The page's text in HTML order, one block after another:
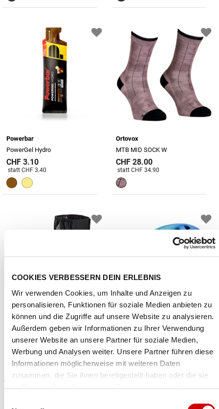
COOKIES VERBESSERN DEIN ERLEBNIS
Wir verwenden Cookies, um Inhalte und Anzeigen zu
personalisieren, Funktionen für soziale Medien anbieten zu
können und die Zugriffe auf unsere Website zu analysieren.
Außerdem geben wir Informationen zu Ihrer Verwendung
unserer Website an unsere Partner für soziale Medien,
Werbung und Analysen weiter. Unsere Partner führen diese
Informationen möglicherweise mit weiteren Daten
zusammen, die Sie ihnen bereitgestellt haben oder die sie
im Rahmen Ihrer Nutzung der Dienste gesammelt haben.
Powerbar
PowerGel Hydro
CHF 3.10
Preis reduziert von
statt CHF 3.40
Ortovox
MTB MID SOCK W
CHF 28.00
Preis reduziert von
statt CHF 34.90
Vaude
Shoecover Palade
CHF 44.00
Preis reduziert von
statt CHF 54.00 An
Giro
Fixture II Youth Mips
CHF 80.00
Preis reduziert von
An